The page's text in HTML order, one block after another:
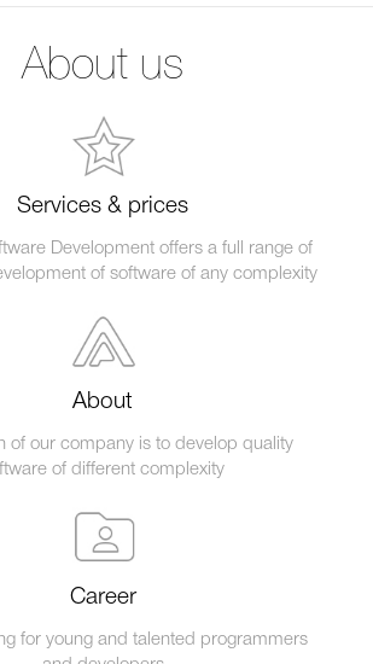
About us
Services & prices
Development offers a full range of
of software of any complexity
About
of our company is to develop quality
of different complexity
Career
for young and talented programmers